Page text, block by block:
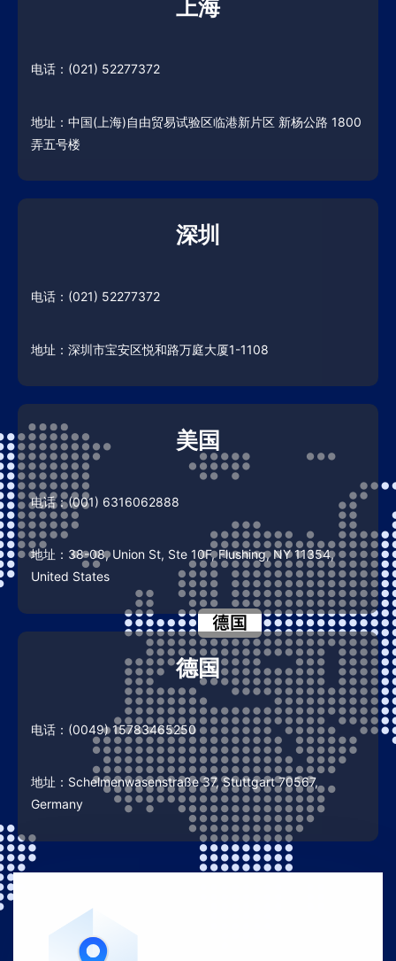
上海
电话：(021) 52277372
地址：中国(上海)自由贸易试验区临港新片区 新杨公路 1800
弄五号楼
深圳
电话：(021) 52277372
地址：深圳市宝安区悦和路万庭大厦1-1108
美国
电话：(001) 6316062888
地址：38-08, Union St, Ste 10F, Flushing, NY 11354,
United States
德国
电话：(0049) 15783465250
地址：Schelmenwasenstraße 37, Stuttgart 70567,
Germany